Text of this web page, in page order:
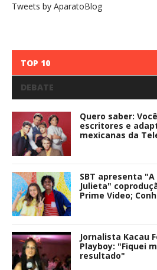
Tweets by AparatoBlog
TOP 10
DEBATE
Quero saber:
escritores e
mexicanas da
SBT apresenta
Julieta"
Prime Video;
Jornalista Kacau
Playboy: "Fiquei
resultado"